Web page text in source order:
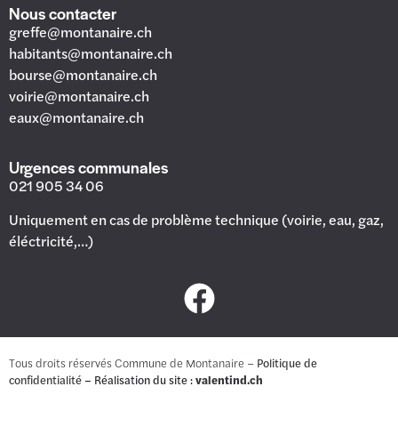
Nous contacter
greffe@montanaire.ch
habitants@montanaire.ch
bourse@montanaire.ch
voirie@montanaire.ch
eaux@montanaire.ch
Urgences communales
021 905 34 06
Uniquement en cas de problème technique (voirie, eau, gaz,
éléctricité,…)
Tous droits réservés Commune de Montanaire – Politique de
confidentialité– Réalisation du site :valentind.ch